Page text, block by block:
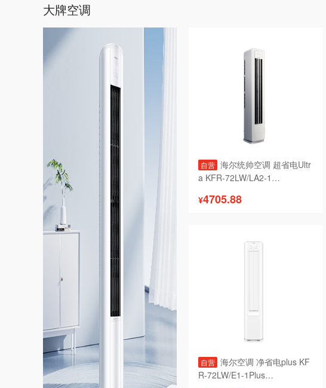
大牌空调
自营 海尔统帅空调 超省电Ultr
a KFR-72LW/LA2-1
¥4705.88
自营 海尔空调 净省电plus KF
R-72LW/E1-1Plus